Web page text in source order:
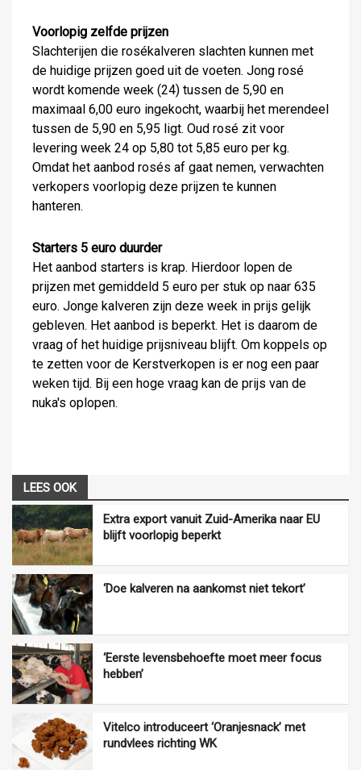
Voorlopig zelfde prijzen
Slachterijen die rosékalveren slachten kunnen met
de huidige prijzen goed uit de voeten. Jong rosé
wordt komende week (24) tussen de 5,90 en
maximaal 6,00 euro ingekocht, waarbij het merendeel
tussen de 5,90 en 5,95 ligt. Oud rosé zit voor
levering week 24 op 5,80 tot 5,85 euro per kg.
Omdat het aanbod rosés af gaat nemen, verwachten
verkopers voorlopig deze prijzen te kunnen
hanteren.
Starters 5 euro duurder
Het aanbod starters is krap. Hierdoor lopen de
prijzen met gemiddeld 5 euro per stuk op naar 635
euro. Jonge kalveren zijn deze week in prijs gelijk
gebleven. Het aanbod is beperkt. Het is daarom de
vraag of het huidige prijsniveau blijft. Om koppels op
te zetten voor de Kerstverkopen is er nog een paar
weken tijd. Bij een hoge vraag kan de prijs van de
nuka's oplopen.
LEES OOK
Extra export vanuit Zuid-Amerika naar EU
blijft voorlopig beperkt
‘Doe kalveren na aankomst niet tekort’
‘Eerste levensbehoefte moet meer focus
hebben’
Vitelco introduceert ‘Oranjesnack’ met
rundvlees richting WK